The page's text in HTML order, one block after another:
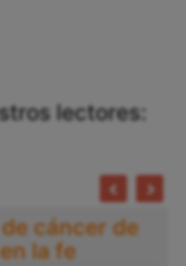
lectores:
cáncer de
la fe